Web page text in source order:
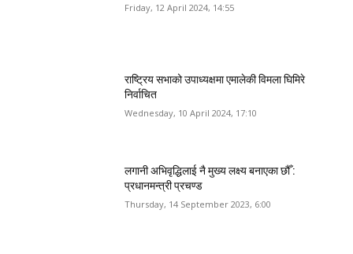
Friday, 12 April 2024, 14:55
राष्ट्रिय सभाको उपाध्यक्षमा एमालेकी विमला घिमिरे
निर्वाचित
Wednesday, 10 April 2024, 17:10
लगानी अभिवृद्धिलाई नै मुख्य लक्ष्य बनाएका छौँ :
प्रधानमन्त्री प्रचण्ड
Thursday, 14 September 2023, 6:00